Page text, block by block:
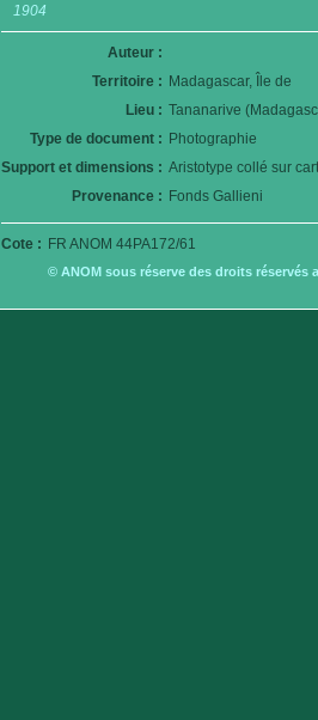
1904
Auteur :
Territoire : Madagascar, Île de
Lieu : Tananarive
Type de document : Photographie
Support et dimensions : Aristotype collé sur
Provenance : Fonds Gallieni
Cote : FR ANOM 44PA172/61
© ANOM sous réserve des droits réservés